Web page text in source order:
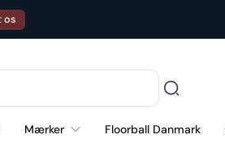
os
Mærker Floorball Danmark